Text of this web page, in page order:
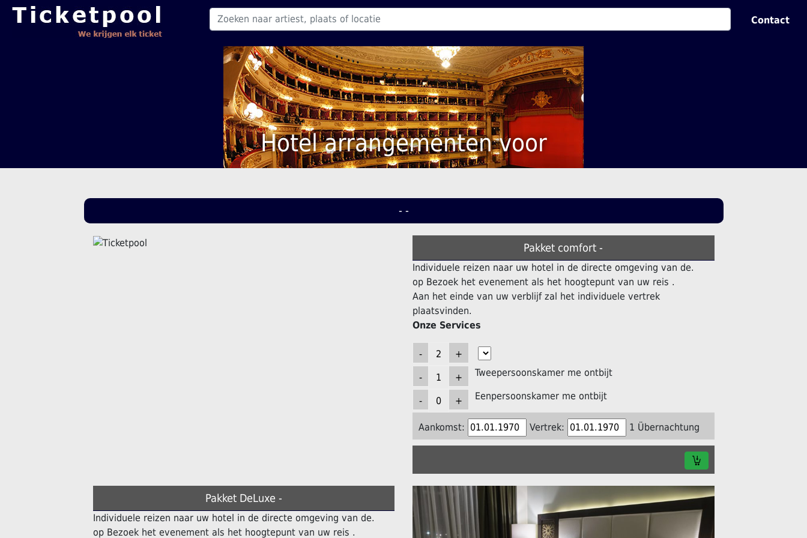
Contact
Hotel arrangementen voor
- -
Pakket comfort -
Individuele reizen naar uw hotel in de directe omgeving van de.
op Bezoek het evenement als het hoogtepunt van uw reis .
Aan het einde van uw verblijf zal het individuele vertrek
plaatsvinden.
Onze Services
Tweepersoonskamer me ontbijt
Eenpersoonskamer me ontbijt
Aankomst: Vertrek: 1 Übernachtung
Pakket DeLuxe -
Individuele reizen naar uw hotel in de directe omgeving van de.
op Bezoek het evenement als het hoogtepunt van uw reis .